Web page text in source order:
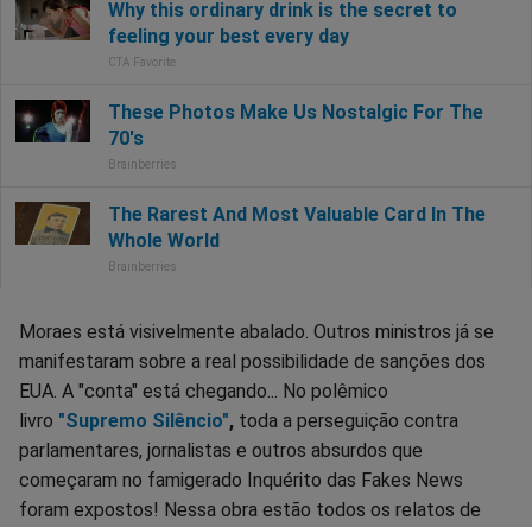
Moraes está visivelmente abalado. Outros ministros já se
manifestaram sobre a real possibilidade de sanções dos
EUA. A "conta" está chegando... No polêmico
livro "Supremo Silêncio", toda a perseguição contra
parlamentares, jornalistas e outros absurdos que
começaram no famigerado Inquérito das Fakes News
foram expostos! Nessa obra estão todos os relatos de